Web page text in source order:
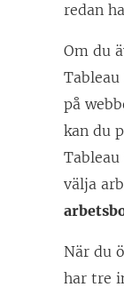
redan
Om du
på
kan du
välja
När du
har tre